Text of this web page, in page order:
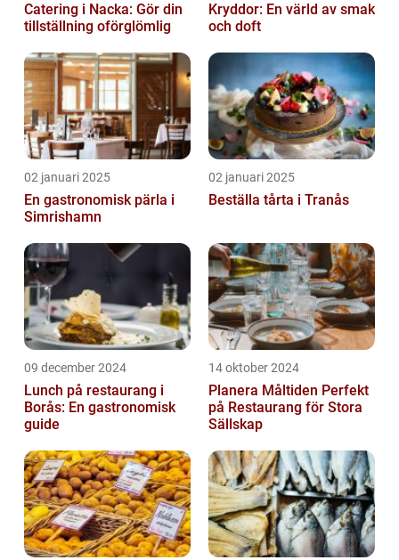
Catering i Nacka: Gör din
tillställning oförglömlig
Kryddor: En värld av smak
och doft
02 januari 2025
En gastronomisk pärla i
Simrishamn
02 januari 2025
Beställa tårta i Tranås
09 december 2024
Lunch på restaurang i
Borås: En gastronomisk
guide
14 oktober 2024
Planera Måltiden Perfekt
på Restaurang för Stora
Sällskap